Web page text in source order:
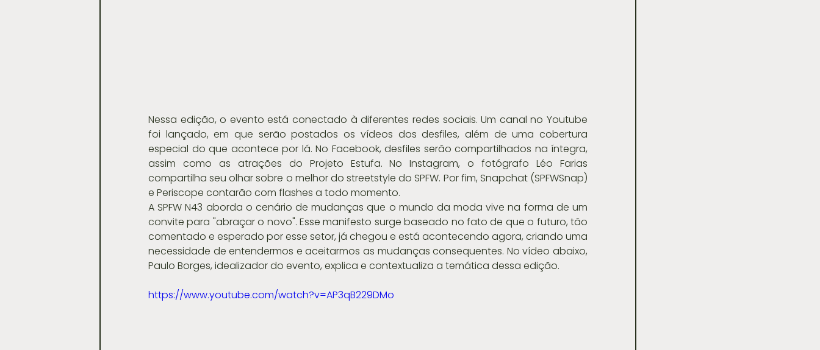
Nessa edição, o evento está conectado à diferentes redes sociais. Um canal no Youtube
foi lançado, em que serão postados os vídeos dos desfiles, além de uma cobertura
especial do que acontece por lá. No Facebook, desfiles serão compartilhados na íntegra,
assim como as atrações do Projeto Estufa. No Instagram, o fotógrafo Léo Farias
compartilha seu olhar sobre o melhor do streetstyle do SPFW. Por fim, Snapchat (SPFWSnap)
e Periscope contarão com flashes a todo momento.
A SPFW N43 aborda o cenário de mudanças que o mundo da moda vive na forma de um
convite para "abraçar o novo". Esse manifesto surge baseado no fato de que o futuro, tão
comentado e esperado por esse setor, já chegou e está acontecendo agora, criando uma
necessidade de entendermos e aceitarmos as mudanças consequentes. No vídeo abaixo,
Paulo Borges, idealizador do evento, explica e contextualiza a temática dessa edição.
https://www.youtube.com/watch?v=AP3qB229DMo